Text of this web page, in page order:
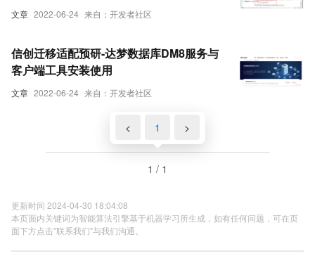
文章 2022-06-24 来自：开发者社区
文章 2022-06-24 来自：开发者社区
信创迁移适配预研-达梦数据库DM8服务与
客户端工具安装使用
< 1 >
1 / 1
更新时间 2024-04-30 18:04:08
本页面内关键词为智能算法引擎基于机器学习所生成，如有任何问题，可在页
面下方点击"联系我们"与我们沟通。